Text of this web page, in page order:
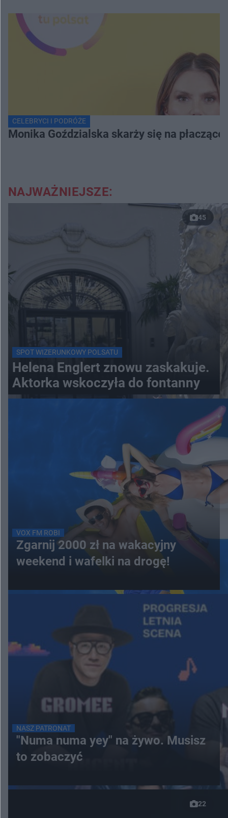
CELEBRYCI I PODRÓŻE
Monika Goździalska skarży się na
NAJWAŻNIEJSZE:
45
SPOT WIZERUNKOWY POLSATU
Helena Englert znowu zaskakuje.
Aktorka wskoczyła do fontanny
VOX FM ROBI
Zgarnij 2000 zł na wakacyjny
weekend i wafelki na drogę!
NASZ PATRONAT
"Numa numa yey" na żywo. Musisz
to zobaczyć
22